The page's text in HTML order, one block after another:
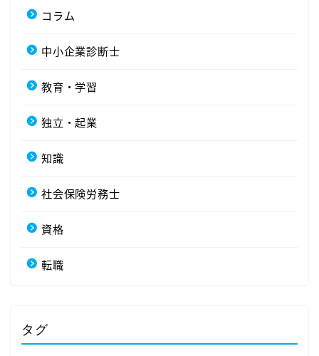
コラム
中小企業診断士
教育・学習
独立・起業
知識
社会保険労務士
資格
転職
タグ